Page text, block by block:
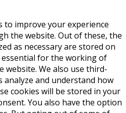
to improve your experience
the website. Out of these, the
as necessary are stored on
for the working of
website. We also use third-
and understand how
cookies will be stored in your
You also have the option